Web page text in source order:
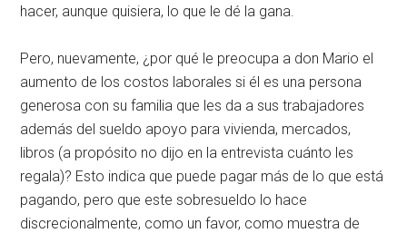
hacer, aunque quisiera, lo que le dé la gana.
Pero, nuevamente, ¿por qué le preocupa a don Mario el
aumento de los costos laborales si él es una persona
generosa con su familia que les da a sus trabajadores
además del sueldo apoyo para vivienda, mercados,
libros (a propósito no dijo en la entrevista cuánto les
regala)? Esto indica que puede pagar más de lo que está
pagando, pero que este sobresueldo lo hace
discrecionalmente, como un favor, como muestra de